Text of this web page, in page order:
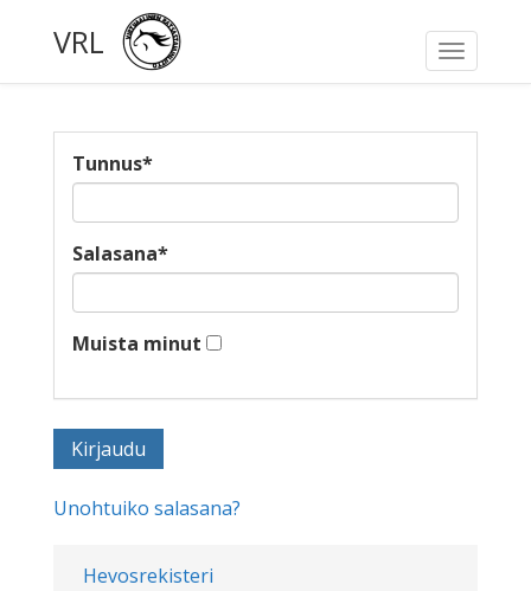
Toggle
VRL
Hevosrekisteri
Tunnus*
Salasana*
Muista minut
Unohtuiko salasana?